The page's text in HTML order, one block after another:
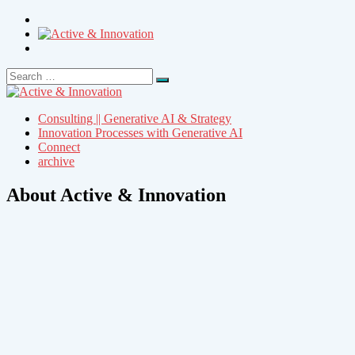
Search
for:
Search
Consulting || Generative AI & Strategy
Innovation Processes with Generative AI
Connect
archive
About Active & Innovation